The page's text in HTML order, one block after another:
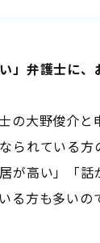
」弁護士に
の大野俊介と
られている方
が高い」「話
る方も多いの